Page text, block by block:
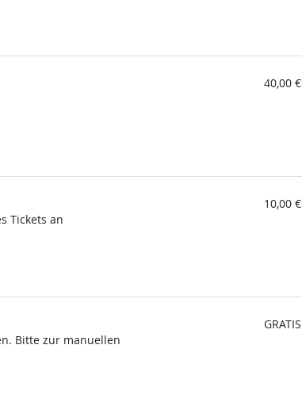
40,00 €
Tickets an
10,00 €
Bitte zur manuellen
GRATIS